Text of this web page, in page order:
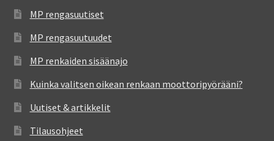
MP rengasuutiset
MP rengasuutuudet
MP renkaiden sisäänajo
Kuinka valitsen oikean renkaan moottoripyörääni?
Uutiset & artikkelit
Tilausohjeet